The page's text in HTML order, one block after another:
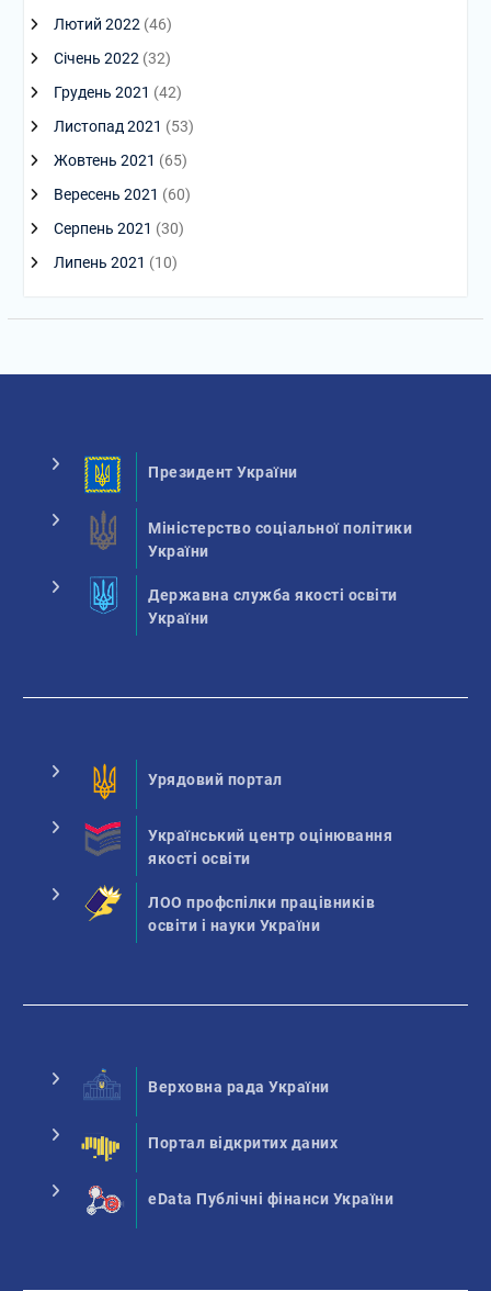
Лютий 2022 (46)
Січень 2022 (32)
Грудень 2021 (42)
Листопад 2021 (53)
Жовтень 2021 (65)
Вересень 2021 (60)
Серпень 2021 (30)
Липень 2021 (10)
Президент України
Міністерство соціальної політики
України
Державна служба якості освіти
України
Урядовий портал
Український центр оцінювання
якості освіти
ЛОО профспілки працівників
освіти і науки України
Верховна рада України
Портал відкритих даних
eData Публічні фінанси України